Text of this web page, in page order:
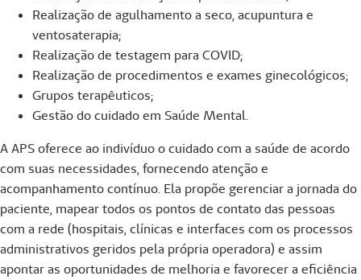
Realização de agulhamento a seco, acupuntura e
ventosaterapia;
Realização de testagem para COVID;
Realização de procedimentos e exames ginecológicos;
Grupos terapêuticos;
Gestão do cuidado em Saúde Mental.
A APS oferece ao indivíduo o cuidado com a saúde de acordo
com suas necessidades, fornecendo atenção e
acompanhamento contínuo. Ela propõe gerenciar a jornada do
paciente, mapear todos os pontos de contato das pessoas
com a rede (hospitais, clínicas e interfaces com os processos
administrativos geridos pela própria operadora) e assim
apontar as oportunidades de melhoria e favorecer a eficiência